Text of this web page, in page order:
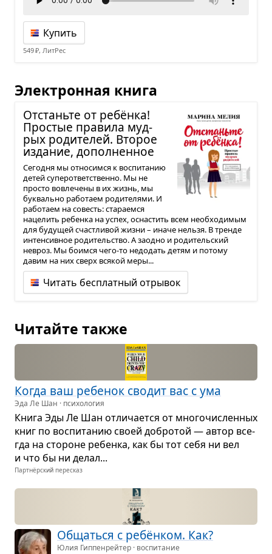
Купить
549 ₽, ЛитРес
Электронная книга
Отстаньте от ребёнка!
Про­стые пра­вила муд­
рых роди­те­лей. Вто­рое
изда­ние, допол­нен­ное
Сегодня мы относимся к воспитанию
детей суперответственно. Мы не
просто вовлечены в их жизнь, мы
буквально работаем родителями. И
работаем на совесть: стараемся
нацелить ребенка на успех, оснастить всем необходимым
для будущей счастливой жизни – иначе нельзя. В тренде
интенсивное родительство. А заодно и родительский
невроз. Мы боимся чего-то недодать детям и потому
давим на них сверх всякой меры...
Читать бесплатный отрывок
Читайте также
Когда ваш ребе­нок сво­дит вас с ума
Эда Ле Шан · психология
Книга Эды Ле Шан отли­ча­ется от мно­го­чис­лен­ных
книг по вос­пи­та­нию своей добро­той — автор все­
гда на сто­роне ребенка, как бы тот себя ни вел
и что бы ни делал...
Партнёрский пересказ
Общаться с ребён­ком. Как?
Юлия Гиппенрейтер · воспитание